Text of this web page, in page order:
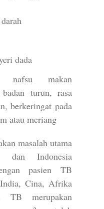
dada
nafsu makan
turun, rasa
berkeringat pada
atau meriang
masalah utama
dan Indonesia
pasien TB
Cina, Afrika
TB merupakan